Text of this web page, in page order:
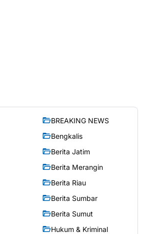
BREAKING NEWS
Bengkalis
Berita Jatim
Berita Merangin
Berita Riau
Berita Sumbar
Berita Sumut
Hukum & Kriminal